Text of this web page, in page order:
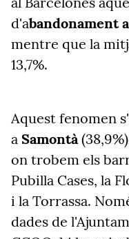
d'abandonament
mentre que la
13,7%.
Aquest fenomen
a Samontà
on trobem els
Pubilla Cases, la
i la Torrassa.
dades de